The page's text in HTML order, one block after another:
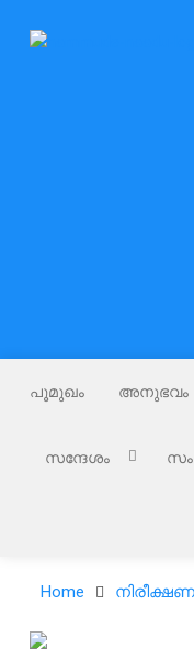
പൂമുഖം അനുഭവം
സന്ദേശം
Home